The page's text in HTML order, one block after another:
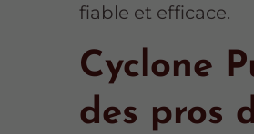
fiable et efficace.
Cyclone
des pros